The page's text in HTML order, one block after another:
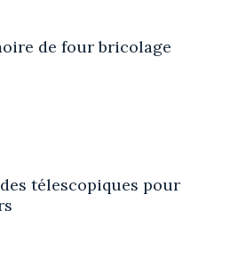
de four bricolage
télescopiques pour